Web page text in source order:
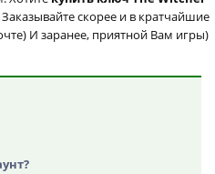
Заказывайте скорее и в кратчайшие
И заранее, приятной Вам игры)